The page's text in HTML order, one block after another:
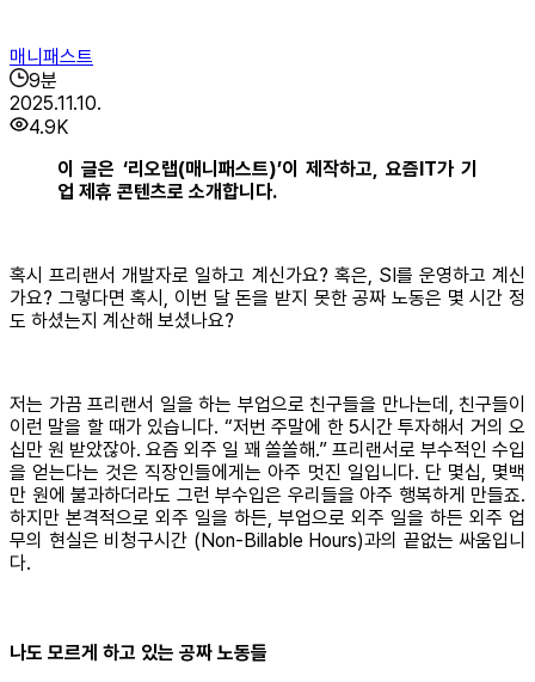
매니패스트
9분
2025.11.10.
4.9K
이 글은 ‘리오랩(매니패스트)’이 제작하고, 요즘IT가 기
업 제휴 콘텐츠로 소개합니다.
혹시 프리랜서 개발자로 일하고 계신가요? 혹은, SI를 운영하고 계신
가요? 그렇다면 혹시, 이번 달 돈을 받지 못한 공짜 노동은 몇 시간 정
도 하셨는지 계산해 보셨나요?
저는 가끔 프리랜서 일을 하는 부업으로 친구들을 만나는데, 친구들이
이런 말을 할 때가 있습니다. “저번 주말에 한 5시간 투자해서 거의 오
십만 원 받았잖아. 요즘 외주 일 꽤 쏠쏠해.” 프리랜서로 부수적인 수입
을 얻는다는 것은 직장인들에게는 아주 멋진 일입니다. 단 몇십, 몇백
만 원에 불과하더라도 그런 부수입은 우리들을 아주 행복하게 만들죠.
하지만 본격적으로 외주 일을 하든, 부업으로 외주 일을 하든 외주 업
무의 현실은 비청구시간 (Non-Billable Hours)과의 끝없는 싸움입니
다.
나도 모르게 하고 있는 공짜 노동들